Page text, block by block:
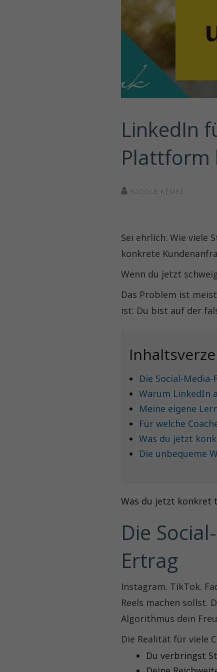
LinkedIn
Plattform
NICOLE KEMPE
Sei ehrlich: Wie viele
konkrete
Wenn du jetzt
Das Problem ist
ist: Du bist auf der
Die Social-
Warum LinkedIn
Meine eigene
Für welche
Was du jetzt
Die unbequeme
Was du jetzt konkret
Die
Ertrag
Instagram. TikTok.
Reels machen sollst.
Algorithmus dein
Die Realität für viele
Du verbringst